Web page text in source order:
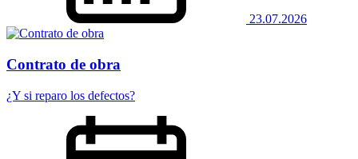
23.07.2026
Contrato de obra
¿Y si reparo los defectos?